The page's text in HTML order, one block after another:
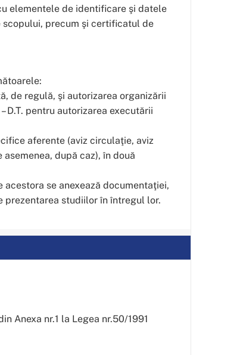
elementele de identificare şi datele
scopului, precum şi certificatul de
de regulă, şi autorizarea organizării
pentru autorizarea executării
aferente (aviz circulaţie, aviz
după caz), în două
se anexează documentaţiei,
prezentarea studiilor în întregul lor.
Anexa nr.1 la Legea nr.50/1991